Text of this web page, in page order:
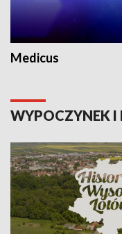
Medicus
WYPOCZYNEK I